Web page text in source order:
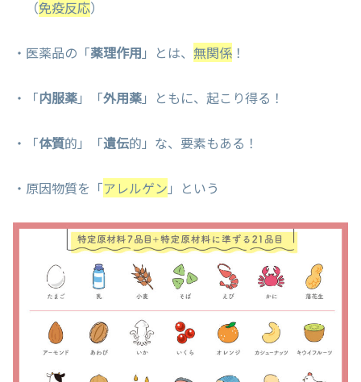
（免疫反応）
・医薬品の「薬理作用 」とは、 無関係 ！
・「内服薬」「外用薬」ともに、起こり得る！
・「体質的」「遺伝的」な、要素もある！
・原因物質を「アレルゲン 」という